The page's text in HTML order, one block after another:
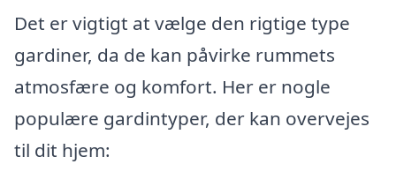
Det er vigtigt at vælge den rigtige type
gardiner, da de kan påvirke rummets
atmosfære og komfort. Her er nogle
populære gardintyper, der kan overvejes
til dit hjem: